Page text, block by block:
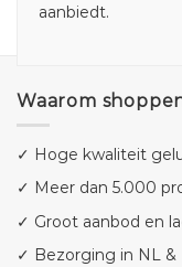
aanbiedt.
Waarom
✓ Hoge kwaliteit
✓ Meer dan 5.000
✓ Groot aanbod en
✓ Bezorging in NL &